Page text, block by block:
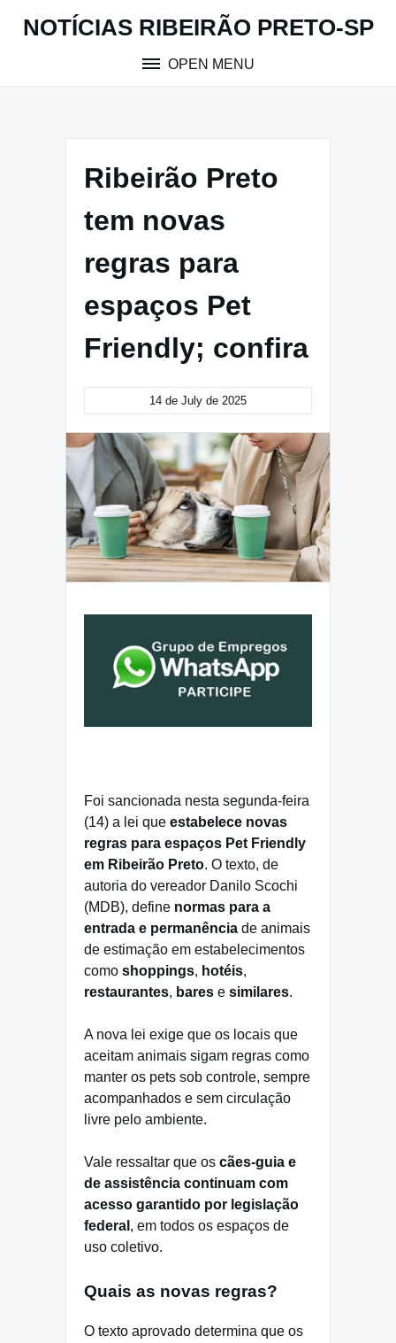
NOTÍCIAS RIBEIRÃO PRETO-SP
OPEN MENU
Ribeirão Preto
tem novas
regras para
espaços Pet
Friendly; confira
14 de July de 2025
Foi sancionada nesta segunda-feira
(14) a lei que estabelece novas
regras para espaços Pet Friendly
em Ribeirão Preto. O texto, de
autoria do vereador Danilo Scochi
(MDB), define normas para a
entrada e permanência de animais
de estimação em estabelecimentos
como shoppings, hotéis,
restaurantes, bares e similares.
A nova lei exige que os locais que
aceitam animais sigam regras como
manter os pets sob controle, sempre
acompanhados e sem circulação
livre pelo ambiente.
Vale ressaltar que os cães-guia e
de assistência continuam com
acesso garantido por legislação
federal , em todos os espaços de
uso coletivo.
Quais as novas regras?
O texto aprovado determina que os